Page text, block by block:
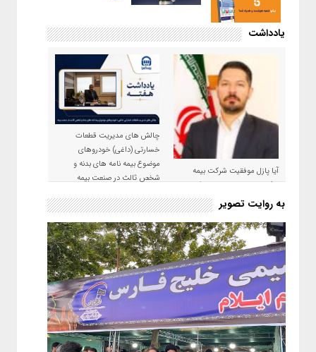
یادداشت
آیا پازل موفقیت شرکت بیمه
حکمت صبا در سال ۱۴۰۵ کامل می
شود؟!
چالش های مدیریت قطعات
خسارتی (داغی) خودروهای
موضوع بیمه نامه های بدنه و
شخص ثالث در صنعت بیمه
به روایت تصویر